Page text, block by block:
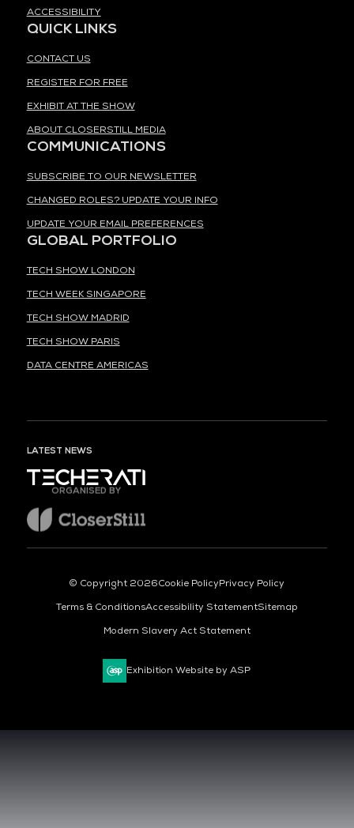
ACCESSIBILITY
QUICK LINKS
CONTACT US
REGISTER FOR FREE
EXHIBIT AT THE SHOW
ABOUT CLOSERSTILL MEDIA
COMMUNICATIONS
SUBSCRIBE TO OUR NEWSLETTER
CHANGED ROLES? UPDATE YOUR INFO
UPDATE YOUR EMAIL PREFERENCES
GLOBAL PORTFOLIO
TECH SHOW LONDON
TECH WEEK SINGAPORE
TECH SHOW MADRID
TECH SHOW PARIS
DATA CENTRE AMERICAS
LATEST NEWS
ORGANISED BY
© Copyright 2026Cookie PolicyPrivacy Policy
Terms & ConditionsAccessibility StatementSitemap
Modern Slavery Act Statement
Exhibition Website by ASP